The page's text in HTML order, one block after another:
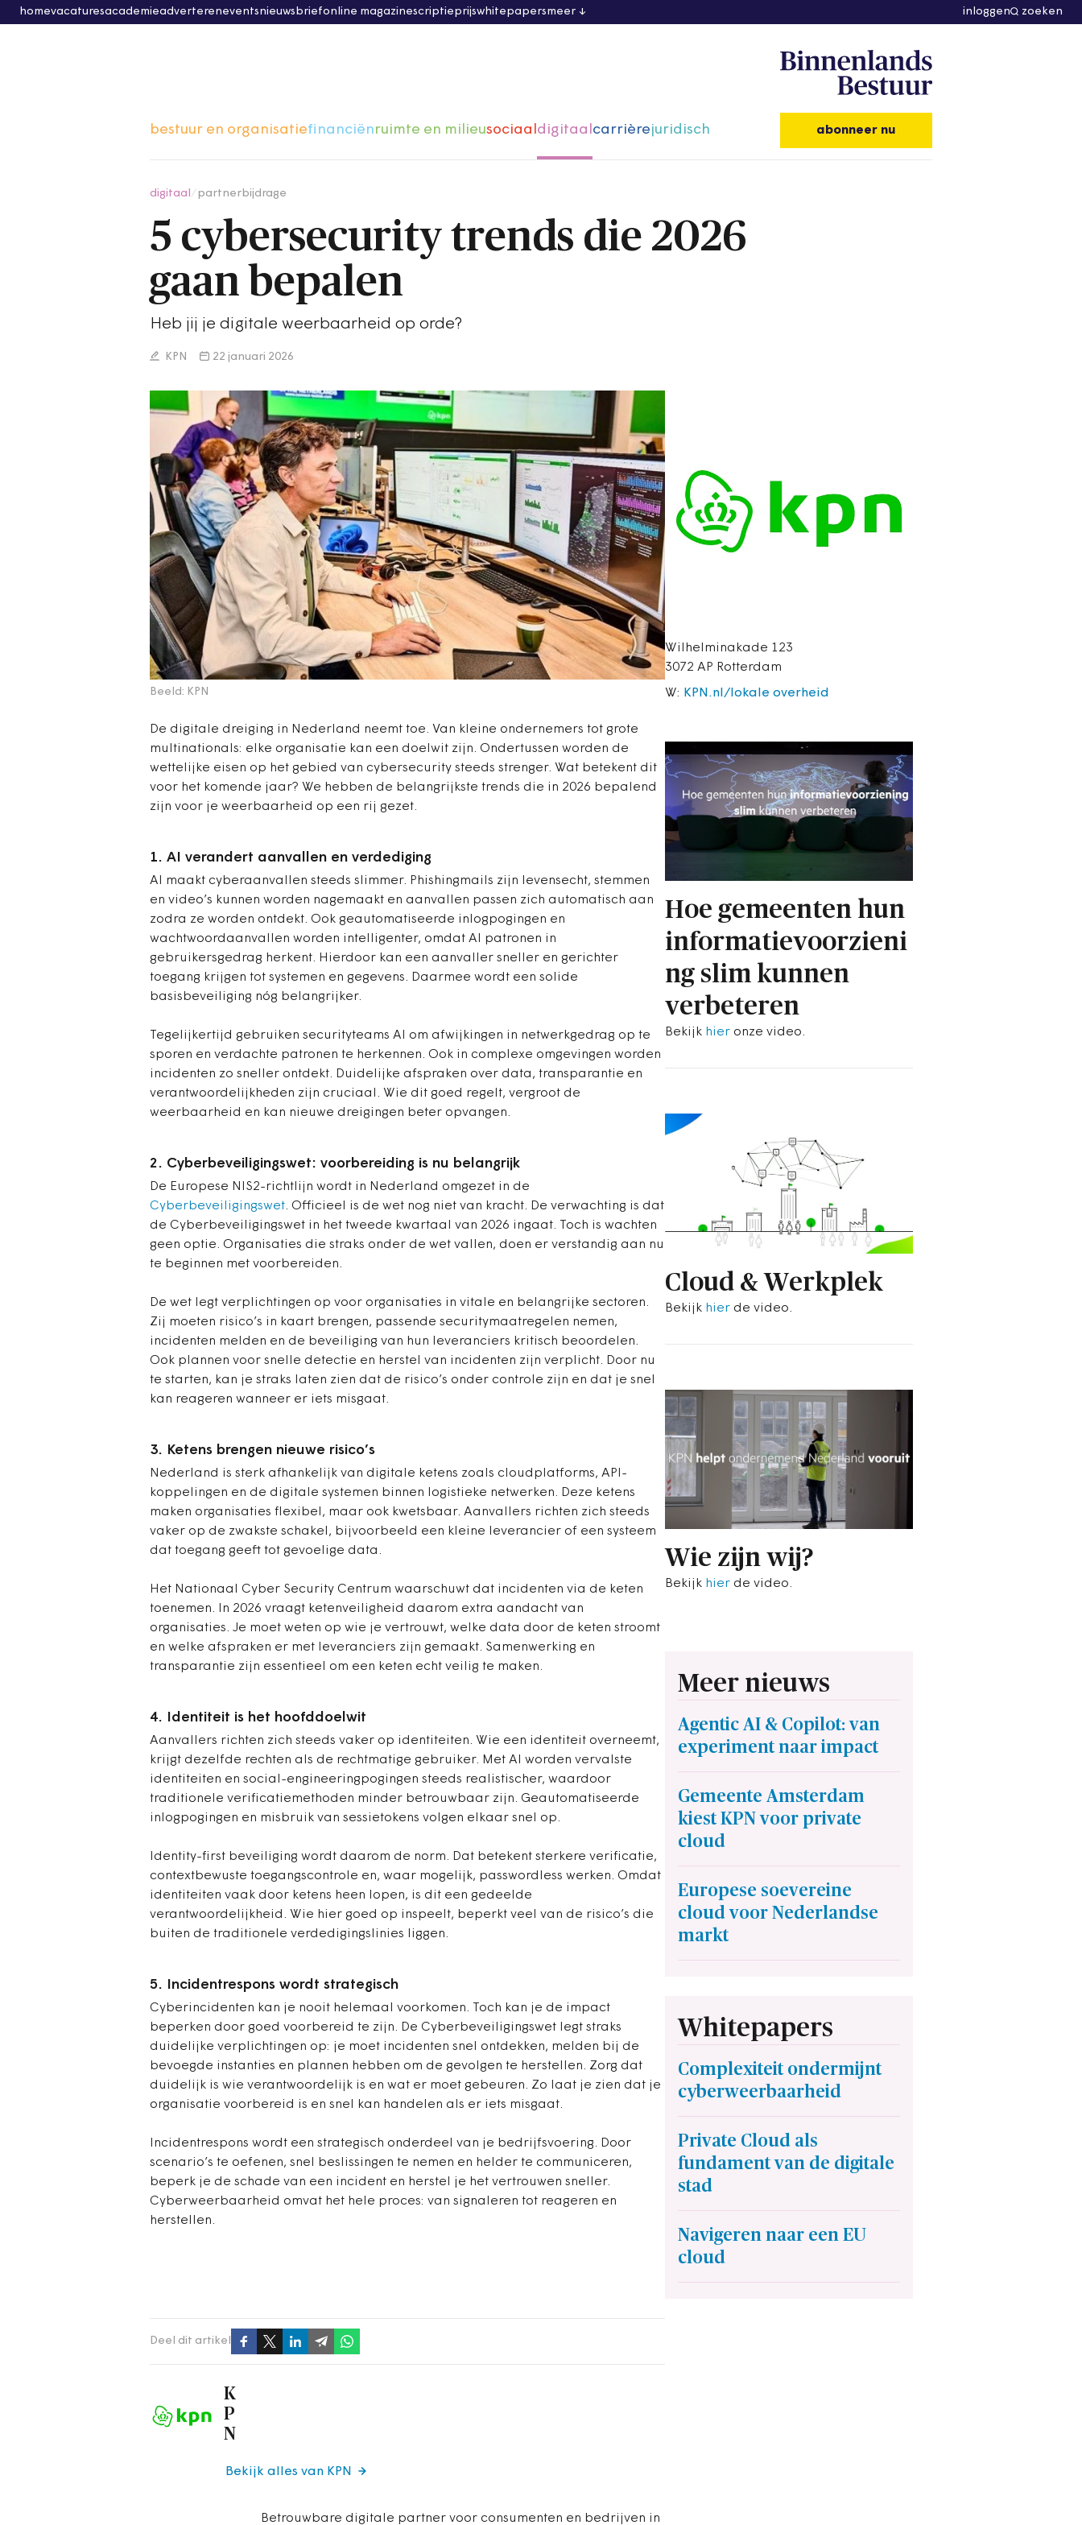
homevacaturesacademieadvertereneventsnieuwsbriefonline magazinescriptieprijswhitepapersmeer inloggen zoeken
bestuur en organisatiefinanciënruimte en milieusociaaldigitaalcarrièrejuridisch abonneer nu
digitaal partnerbijdrage
5 cybersecurity trends die 2026
gaan bepalen
Heb jij je digitale weerbaarheid op orde?
KPN 22 januari 2026
Beeld: KPN
De digitale dreiging in Nederland neemt toe. Van kleine ondernemers tot grote
multinationals: elke organisatie kan een doelwit zijn. Ondertussen worden de
wettelijke eisen op het gebied van cybersecurity steeds strenger. Wat betekent dit
voor het komende jaar? We hebben de belangrijkste trends die in 2026 bepalend
zijn voor je weerbaarheid op een rij gezet.
1. AI verandert aanvallen en verdediging
AI maakt cyberaanvallen steeds slimmer. Phishingmails zijn levensecht, stemmen
en video’s kunnen worden nagemaakt en aanvallen passen zich automatisch aan
zodra ze worden ontdekt. Ook geautomatiseerde inlogpogingen en
wachtwoordaanvallen worden intelligenter, omdat AI patronen in
gebruikersgedrag herkent. Hierdoor kan een aanvaller sneller en gerichter
toegang krijgen tot systemen en gegevens. Daarmee wordt een solide
basisbeveiliging nóg belangrijker.
Tegelijkertijd gebruiken securityteams AI om afwijkingen in netwerkgedrag op te
sporen en verdachte patronen te herkennen. Ook in complexe omgevingen worden
incidenten zo sneller ontdekt. Duidelijke afspraken over data, transparantie en
verantwoordelijkheden zijn cruciaal. Wie dit goed regelt, vergroot de
weerbaarheid en kan nieuwe dreigingen beter opvangen.
2. Cyberbeveiligingswet: voorbereiding is nu belangrijk
De Europese NIS2-richtlijn wordt in Nederland omgezet in de
Cyberbeveiligingswet. Officieel is de wet nog niet van kracht. De verwachting is dat
de Cyberbeveiligingswet in het tweede kwartaal van 2026 ingaat. Toch is wachten
geen optie. Organisaties die straks onder de wet vallen, doen er verstandig aan nu
te beginnen met voorbereiden.
De wet legt verplichtingen op voor organisaties in vitale en belangrijke sectoren.
Zij moeten risico’s in kaart brengen, passende securitymaatregelen nemen,
incidenten melden en de beveiliging van hun leveranciers kritisch beoordelen.
Ook plannen voor snelle detectie en herstel van incidenten zijn verplicht. Door nu
te starten, kan je straks laten zien dat de risico’s onder controle zijn en dat je snel
kan reageren wanneer er iets misgaat.
3. Ketens brengen nieuwe risico’s
Nederland is sterk afhankelijk van digitale ketens zoals cloudplatforms, API-
koppelingen en de digitale systemen binnen logistieke netwerken. Deze ketens
maken organisaties flexibel, maar ook kwetsbaar. Aanvallers richten zich steeds
vaker op de zwakste schakel, bijvoorbeeld een kleine leverancier of een systeem
dat toegang geeft tot gevoelige data.
Het Nationaal Cyber Security Centrum waarschuwt dat incidenten via de keten
toenemen. In 2026 vraagt ketenveiligheid daarom extra aandacht van
organisaties. Je moet weten op wie je vertrouwt, welke data door de keten stroomt
en welke afspraken er met leveranciers zijn gemaakt. Samenwerking en
transparantie zijn essentieel om een keten echt veilig te maken.
4. Identiteit is het hoofddoelwit
Aanvallers richten zich steeds vaker op identiteiten. Wie een identiteit overneemt,
krijgt dezelfde rechten als de rechtmatige gebruiker. Met AI worden vervalste
identiteiten en social-engineeringpogingen steeds realistischer, waardoor
traditionele verificatiemethoden minder betrouwbaar zijn. Geautomatiseerde
inlogpogingen en misbruik van sessietokens volgen elkaar snel op.
Identity-first beveiliging wordt daarom de norm. Dat betekent sterkere verificatie,
contextbewuste toegangscontrole en, waar mogelijk, passwordless werken. Omdat
identiteiten vaak door ketens heen lopen, is dit een gedeelde
verantwoordelijkheid. Wie hier goed op inspeelt, beperkt veel van de risico’s die
buiten de traditionele verdedigingslinies liggen.
5. Incidentrespons wordt strategisch
Cyberincidenten kan je nooit helemaal voorkomen. Toch kan je de impact
beperken door goed voorbereid te zijn. De Cyberbeveiligingswet legt straks
duidelijke verplichtingen op: je moet incidenten snel ontdekken, melden bij de
bevoegde instanties en plannen hebben om de gevolgen te herstellen. Zorg dat
duidelijk is wie verantwoordelijk is en wat er moet gebeuren. Zo laat je zien dat je
organisatie voorbereid is en snel kan handelen als er iets misgaat.
Incidentrespons wordt een strategisch onderdeel van je bedrijfsvoering. Door
scenario’s te oefenen, snel beslissingen te nemen en helder te communiceren,
beperk je de schade van een incident en herstel je het vertrouwen sneller.
Cyberweerbaarheid omvat het hele proces: van signaleren tot reageren en
herstellen.
Wilhelminakade 123
3072 AP Rotterdam
W: KPN.nl/lokale overheid
Hoe gemeenten hun
informatievoorzieni
ng slim kunnen
verbeteren
Bekijk hier onze video.
Cloud & Werkplek
Bekijk hier de video.
Wie zijn wij?
Bekijk hier de video.
Meer nieuws
Agentic AI & Copilot: van
experiment naar impact
Gemeente Amsterdam
kiest KPN voor private
cloud
Europese soevereine
cloud voor Nederlandse
markt
Whitepapers
Complexiteit ondermijnt
cyberweerbaarheid
Private Cloud als
fundament van de digitale
stad
Navigeren naar een EU
cloud
Deel dit artikel
K
P
N
Betrouwbare digitale partner voor consumenten en bedrijven in
Bekijk alles van KPN